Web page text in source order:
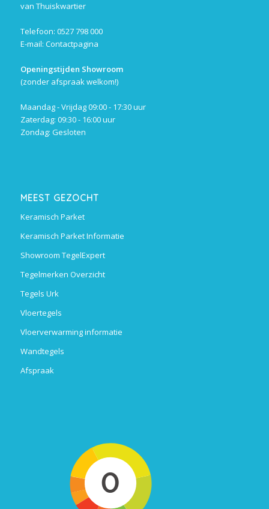
van Thuiskwartier
Telefoon: 0527 798 000
E-mail: Contactpagina
Openingstijden Showroom
(zonder afspraak welkom!)
Maandag - Vrijdag 09:00 - 17:30 uur
Zaterdag: 09:30 - 16:00 uur
Zondag: Gesloten
MEEST GEZOCHT
Keramisch Parket
Keramisch Parket Informatie
Showroom TegelExpert
Tegelmerken Overzicht
Tegels Urk
Vloertegels
Vloerverwarming informatie
Wandtegels
Afspraak